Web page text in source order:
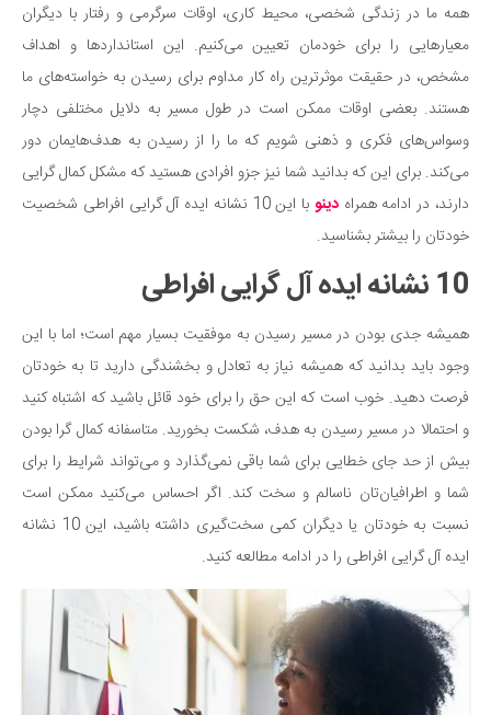
تغذیه سالم
بهداشت
بیماری و درمان
کودک و مادر
ورزش و تندرستی
روانشناسی
مراکز پزشکی و دارویی
فرهنگ و هنر
سینما و تئاتر
تلویزیون
موسیقی
چهره‌ها
عکاسی و هنرهای تجسمی
کتاب و کتاب‌خوانی
تاریخ
علمی
نجوم و هوا فضا
همه ما در زندگی شخصی، محیط کاری، اوقات سرگرمی و رفتار با دیگران
معیارهایی را برای خودمان تعیین می‌کنیم. این استانداردها و اهداف
مشخص، در حقیقت موثرترین راه کار مداوم برای رسیدن به خواسته‌های ما
هستند. بعضی اوقات ممکن است در طول مسیر به دلایل مختلفی دچار
وسواس‌های فکری و ذهنی شویم که ما را از رسیدن به هدف‌‌هایمان دور
می‌کند. برای این که بدانید شما نیز جزو افرادی هستید که مشکل کمال گرایی
دارند، در ادامه همراهدینو
با این 10 نشانه ایده آل گرایی افراطی شخصیت
خودتان را بیشتر بشناسید.
10 نشانه ایده آل گرایی افراطی
همیشه جدی بودن در مسیر رسیدن به موفقیت بسیار مهم است؛ اما با این
وجود باید بدانید که همیشه نیاز به تعادل و بخشندگی دارید تا به خودتان
فرصت دهید. خوب است که این حق را برای خود قائل باشید که اشتباه کنید
و احتمالا در مسیر رسیدن به هدف، شکست بخورید. متاسفانه کمال گرا بودن
بیش از حد جای خطایی برای شما باقی نمی‌گذارد و می‌تواند شرایط را برای
شما و اطرافیان‌تان ناسالم و سخت کند. اگر احساس می‌کنید ممکن است
نسبت به خودتان یا دیگران کمی سخت‌گیری داشته باشید، این 10 نشانه
ایده آل گرایی افراطی را در ادامه مطالعه کنید.